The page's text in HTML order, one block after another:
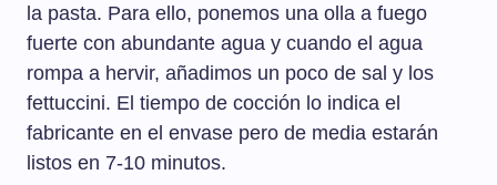
la pasta. Para ello, ponemos una olla a fuego
fuerte con abundante agua y cuando el agua
rompa a hervir, añadimos un poco de sal y los
fettuccini. El tiempo de cocción lo indica el
fabricante en el envase pero de media estarán
listos en 7-10 minutos.